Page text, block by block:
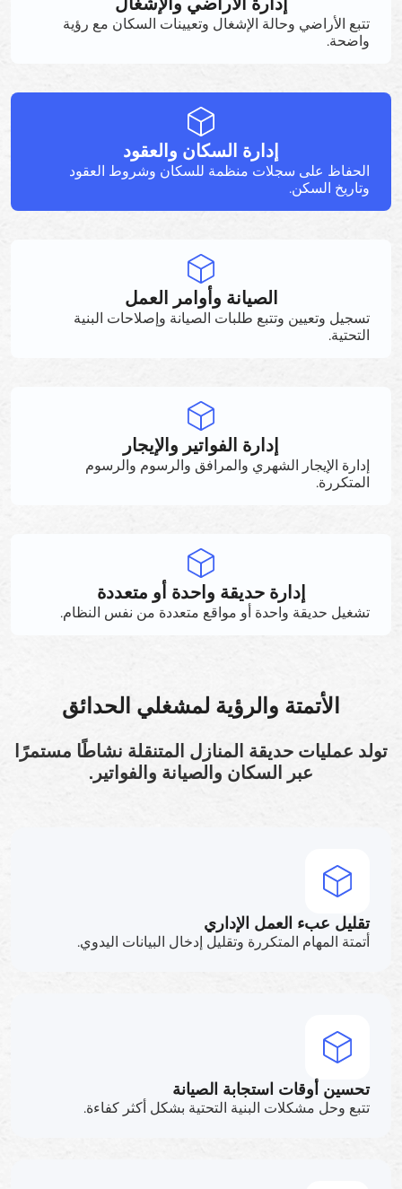
تتبع الأراضي وحالة الإشغال وتعيينات السكان مع رؤية
واضحة.
إدارة السكان والعقود
الحفاظ على سجلات منظمة للسكان وشروط العقود
وتاريخ السكن.
الصيانة وأوامر العمل
تسجيل وتعيين وتتبع طلبات الصيانة وإصلاحات البنية
التحتية.
إدارة الفواتير والإيجار
إدارة الإيجار الشهري والمرافق والرسوم والرسوم
المتكررة.
إدارة حديقة واحدة أو متعددة
تشغيل حديقة واحدة أو مواقع متعددة من نفس النظام.
الأتمتة والرؤية لمشغلي الحدائق
تولد عمليات حديقة المنازل المتنقلة نشاطًا مستمرًا
عبر السكان والصيانة والفواتير.
تقليل عبء العمل الإداري
أتمتة المهام المتكررة وتقليل إدخال البيانات اليدوي.
تحسين أوقات استجابة الصيانة
تتبع وحل مشكلات البنية التحتية بشكل أكثر كفاءة.